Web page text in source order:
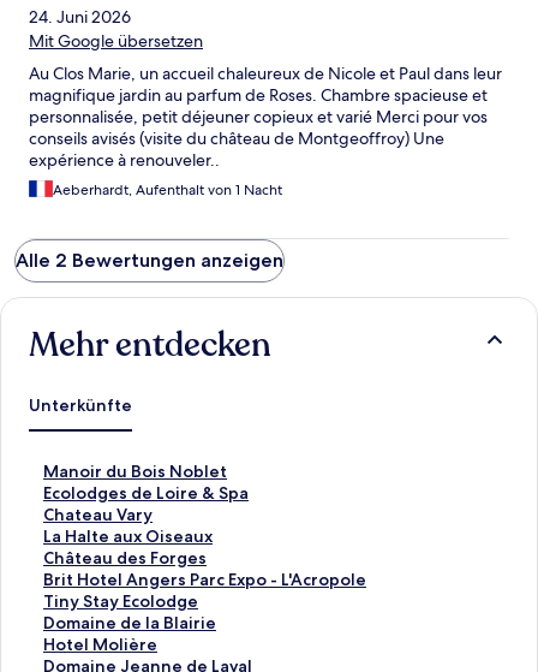
24. Juni 2026
Mit Google übersetzen
Au Clos Marie, un accueil chaleureux de Nicole et Paul dans leur
magnifique jardin au parfum de Roses. Chambre spacieuse et
personnalisée, petit déjeuner copieux et varié Merci pour vos
conseils avisés (visite du château de Montgeoffroy) Une
expérience à renouveler..
Aeberhardt, Aufenthalt von 1 Nacht
Alle 2 Bewertungen anzeigen
Mehr entdecken
Unterkünfte
Manoir du Bois Noblet
L
i
n
k
,
d
e
r
d
i
Ecolodges de Loire & Spa
L
i
n
k
,
d
e
r
d
Chateau Vary
L
i
n
k
,
d
e
r
La Halte aux Oiseaux
L
i
n
k
,
d
e
Château des Forges
L
i
n
k
,
d
Brit Hotel Angers Parc Expo - L'Acropole
L
i
n
k
,
Tiny Stay Ecolodge
L
i
n
k
Domaine de la Blairie
L
i
n
Hotel Molière
L
iDomaine Jeanne de Laval
L